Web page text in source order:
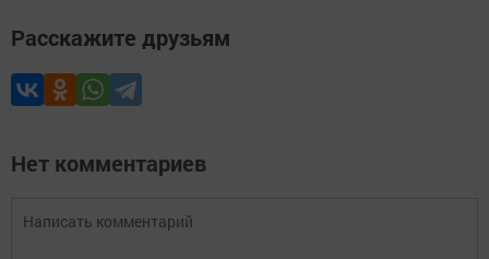
Расскажите друзьям
Нет комментариев